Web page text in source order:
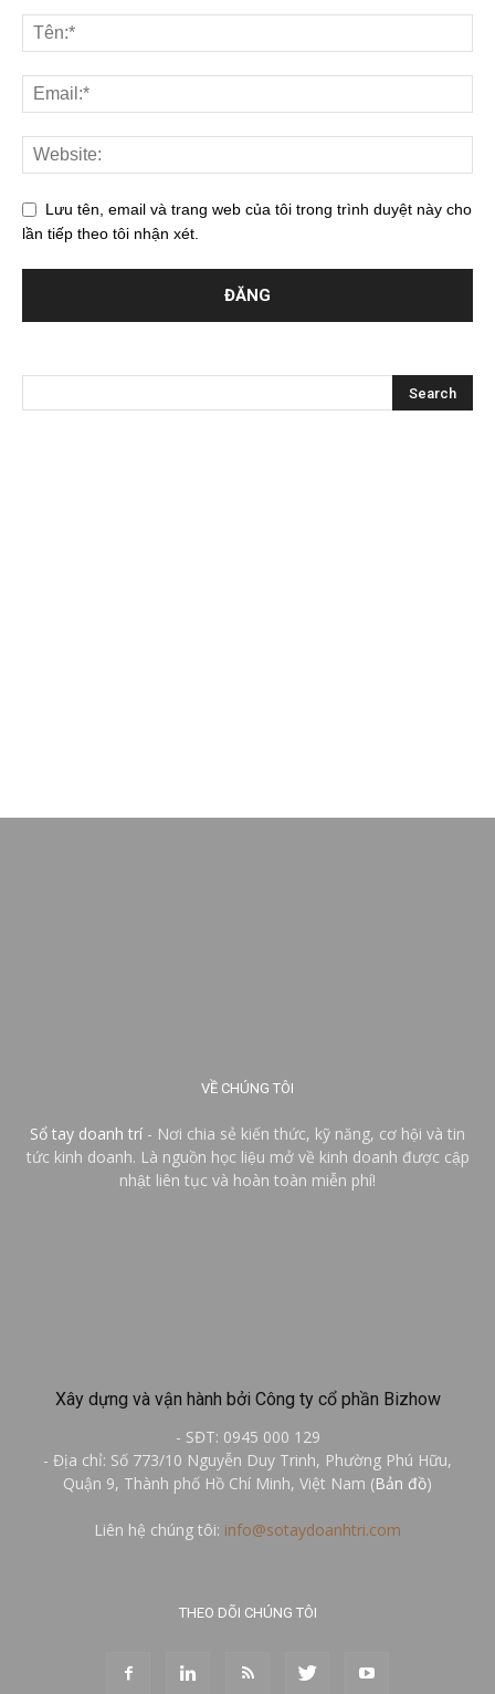
Lưu tên, email và trang web của tôi trong trình duyệt này cho
lần tiếp theo tôi nhận xét.
VỀ CHÚNG TÔI
Sổ tay doanh trí - Nơi chia sẻ kiến thức, kỹ năng, cơ hội và tin
tức kinh doanh. Là nguồn học liệu mở về kinh doanh được cập
nhật liên tục và hoàn toàn miễn phí!
Xây dựng và vận hành bởi Công ty cổ phần Bizhow
- SĐT: 0945 000 129
- Địa chỉ: Số 773/10 Nguyễn Duy Trinh, Phường Phú Hữu,
Quận 9, Thành phố Hồ Chí Minh, Việt Nam (Bản đồ)
Liên hệ chúng tôi: info@sotaydoanhtri.com
THEO DÕI CHÚNG TÔI